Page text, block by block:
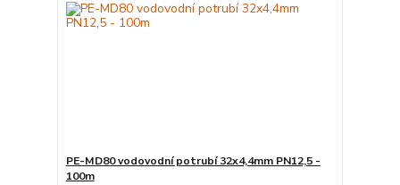
PE-MD80 vodovodní potrubí 32x4,4mm PN12,5 -
100m